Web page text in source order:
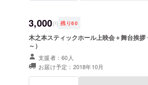
3,000円 残り60
木之本スティックホール上映会＋舞台挨
～）
支援者：60人
お届け予定：2018年10月